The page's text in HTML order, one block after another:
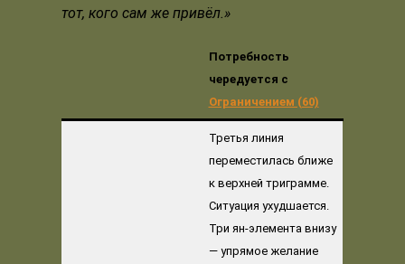
тот, кого сам же привёл.»
Потребность
чередуется с
Ограничением (60)
Третья линия
переместилась ближе
к верхней триграмме.
Ситуация ухудшается.
Три ян-элемента внизу
— упрямое желание